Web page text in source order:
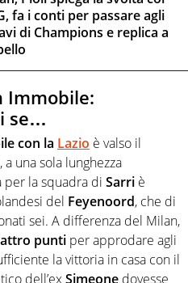
fa i conti per passare agli
di Champions e replica a
Immobile:
se…
con la Lazio è valso il
, a una sola lunghezza
per la squadra di Sarri è
del Feyenoord, che di
sei. A differenza del Milan,
punti per approdare agli
la vittoria in casa con il
dell’exSimeone dovesse